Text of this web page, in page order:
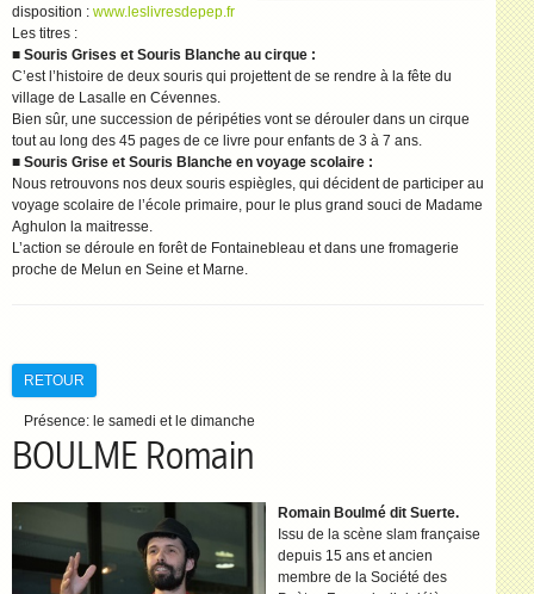
disposition : www.leslivresdepep.fr
Les titres :
■ Souris Grises et Souris Blanche au cirque :
C’est l’histoire de deux souris qui projettent de se rendre à la fête du
village de Lasalle en Cévennes.
Bien sûr, une succession de péripéties vont se dérouler dans un cirque
tout au long des 45 pages de ce livre pour enfants de 3 à 7 ans.
■ Souris Grise et Souris Blanche en voyage scolaire :
Nous retrouvons nos deux souris espiègles, qui décident de participer au
voyage scolaire de l’école primaire, pour le plus grand souci de Madame
Aghulon la maitresse.
L’action se déroule en forêt de Fontainebleau et dans une fromagerie
proche de Melun en Seine et Marne.
RETOUR
Présence: le samedi et le dimanche
BOULME Romain
Romain Boulmé dit Suerte.
Issu de la scène slam française
depuis 15 ans et ancien
membre de la Société des